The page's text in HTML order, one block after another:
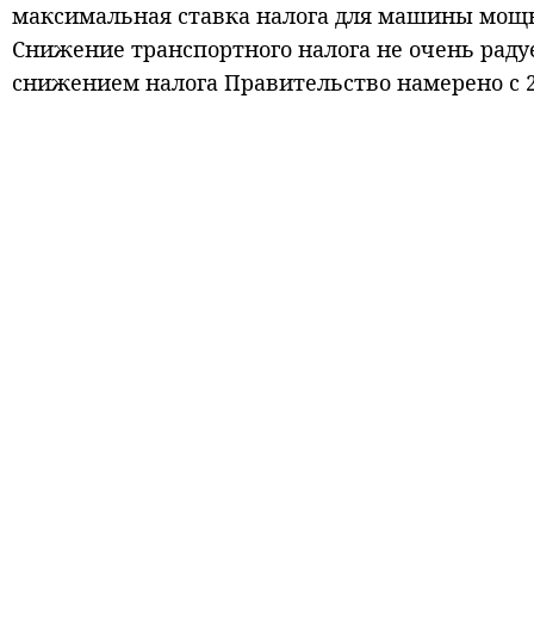
максимальная ставка налога для машины
Снижение транспортного налога не очень
снижением налога Правительство намерено с